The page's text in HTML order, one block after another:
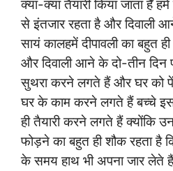
क्या-क्या तैयारी किया जाता है ̊हमें
से इंतजार रहता है और दिवाली
सायं कालहमें दीपावली का बहुत
और दिवाली आने के दो-तीन
सुथरा करने लगते हैं और घर को
घर के काम करने लगते हैं बच्चे
ही तैयारी करने लगते हैं क्योंकि
फोड़ने का बहुत ही शौक रहता है
के समय हाथ भी अपना जार लेते